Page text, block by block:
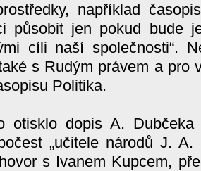
například
působit jen pokud bude
cíli naší společnosti“.
s Rudým právem a pro
Politika.
otisklo dopis A.
„učitele národů J.
s Ivanem Kupcem,